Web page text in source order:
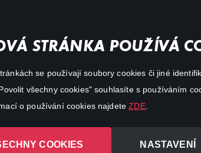
STRÁNKA POUŽÍVÁ
se používají soubory cookies či jiné
všechny cookies" souhlasíte s používáním
o používání cookies najdeteZDE.
COOKIES NASTAVENÍ